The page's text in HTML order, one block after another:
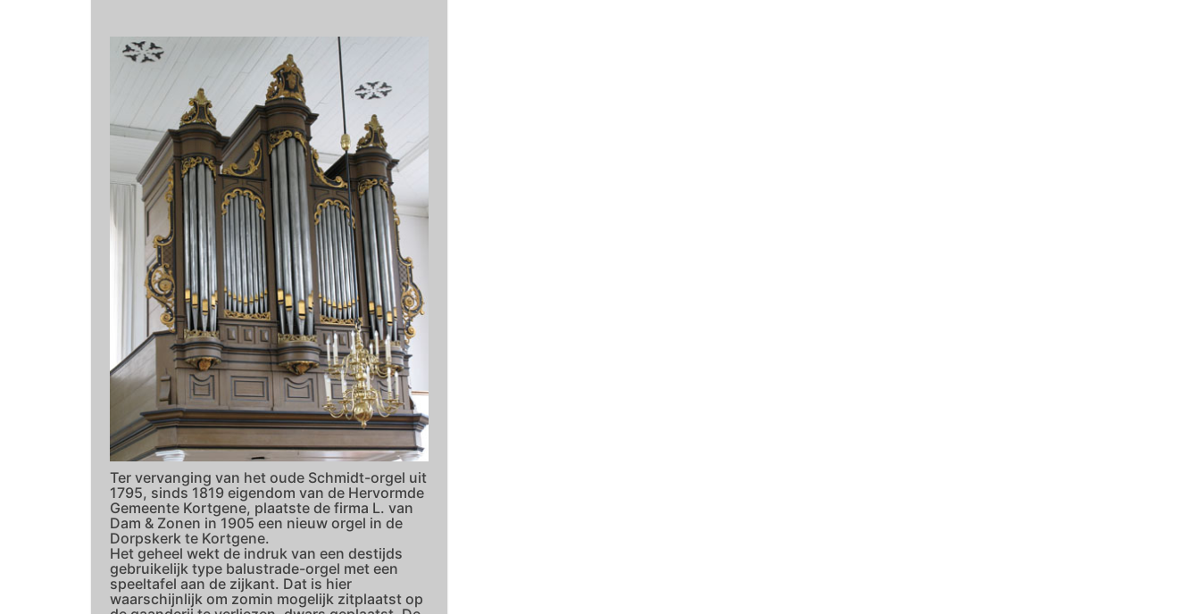
Ter vervanging van het oude Schmidt-orgel uit
1795, sinds 1819 eigendom van de Hervormde
Gemeente Kortgene, plaatste de firma L. van
Dam & Zonen in 1905 een nieuw orgel in de
Dorpskerk te Kortgene.
Het geheel wekt de indruk van een destijds
gebruikelijk type balustrade-orgel met een
speeltafel aan de zijkant. Dat is hier
waarschijnlijk om zomin mogelijk zitplaatst op